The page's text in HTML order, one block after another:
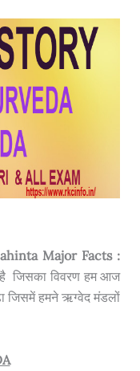
Major Facts :
है जिसका विवरण हम आज
जिसमें हमने ऋग्वेद मंडलों